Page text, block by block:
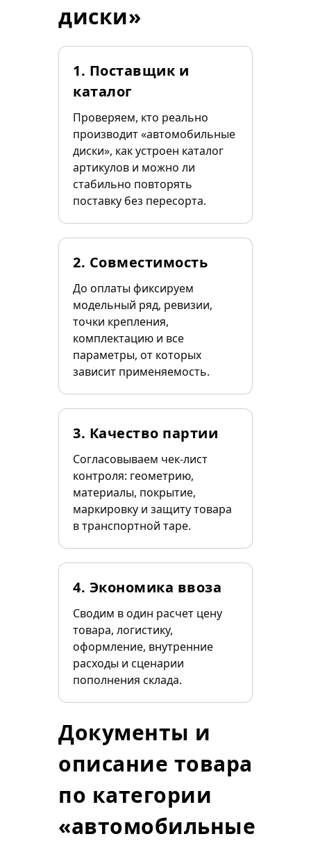
диски»
1. Поставщик и
каталог
Проверяем, кто реально
производит «автомобильные
диски», как устроен каталог
артикулов и можно ли
стабильно повторять
поставку без пересорта.
2. Совместимость
До оплаты фиксируем
модельный ряд, ревизии,
точки крепления,
комплектацию и все
параметры, от которых
зависит применяемость.
3. Качество партии
Согласовываем чек-лист
контроля: геометрию,
материалы, покрытие,
маркировку и защиту товара
в транспортной таре.
4. Экономика ввоза
Сводим в один расчет цену
товара, логистику,
оформление, внутренние
расходы и сценарии
пополнения склада.
Документы и
описание товара
по категории
«автомобильные